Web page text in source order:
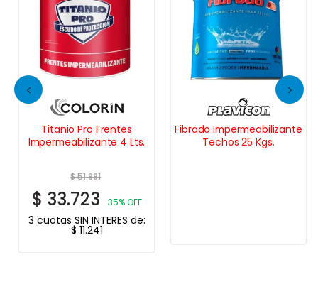
Titanio Pro Frentes
Impermeabilizante 4 Lts.
$51.881
$ 33.723 35% OFF
3 cuotas SIN INTERES de:
$ 11.241
Fibrado Impermeabilizante
Techos 25 Kgs.